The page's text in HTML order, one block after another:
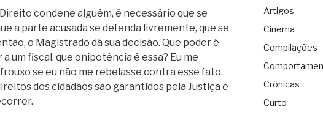
condene alguém, é necessário que se
a parte acusada se defenda livremente, que se
o Magistrado dá sua decisão. Que poder é
a um fiscal, que onipotência é essa? Eu me
se eu não me rebelasse contra esse fato.
dos cidadãos são garantidos pela Justiça e
Artigos
Cinema
Compilações
Crônicas
Curto